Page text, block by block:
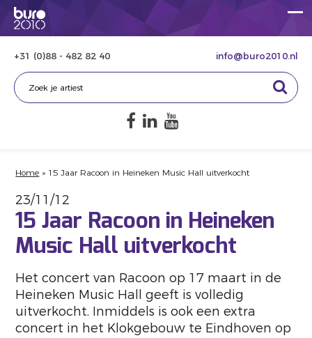
+31 (0)88 - 482 82 40 info@buro2010.nl
Home » 15 Jaar Racoon in Heineken Music Hall uitverkocht
23/11/12
15 Jaar Racoon in Heineken
Music Hall uitverkocht
Het concert van Racoon op 17 maart in de
Heineken Music Hall geeft is volledig
uitverkocht. Inmiddels is ook een extra
concert in het Klokgebouw te Eindhoven op